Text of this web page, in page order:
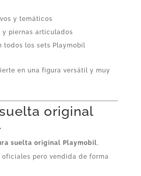
y temáticos
y piernas articulados
todos los sets Playmobil
en una figura versátil y muy
original
suelta original Playmobil
pero vendida de forma